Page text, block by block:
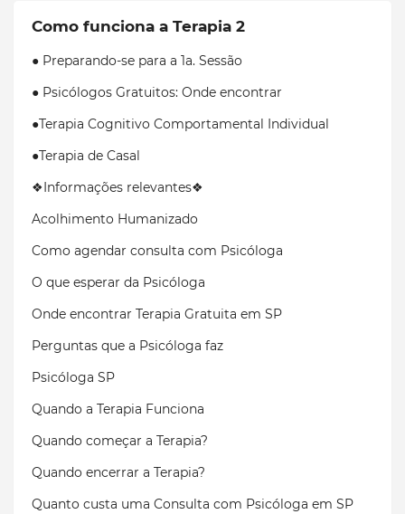
Como funciona a Terapia 2
● Preparando-se para a 1a. Sessão
● Psicólogos Gratuitos: Onde encontrar
●Terapia Cognitivo Comportamental Individual
●Terapia de Casal
❖Informações relevantes❖
Acolhimento Humanizado
Como agendar consulta com Psicóloga
O que esperar da Psicóloga
Onde encontrar Terapia Gratuita em SP
Perguntas que a Psicóloga faz
Psicóloga SP
Quando a Terapia Funciona
Quando começar a Terapia?
Quando encerrar a Terapia?
Quanto custa uma Consulta com Psicóloga em SP